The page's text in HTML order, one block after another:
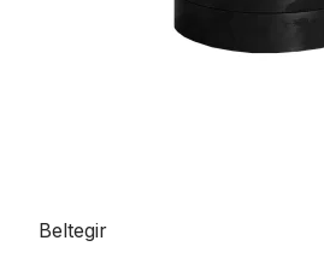
Beltegir